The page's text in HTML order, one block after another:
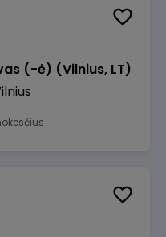
(-ė) (Vilnius, LT)